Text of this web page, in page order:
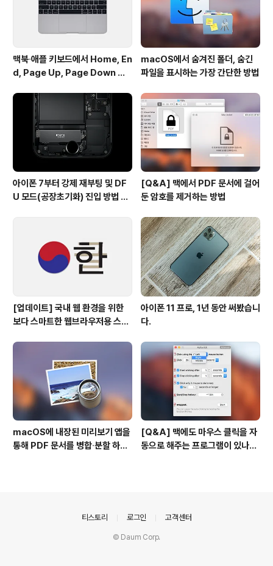
맥북∙애플 키보드에서 Home, En
d, Page Up, Page Down 키
macOS에서 숨겨진 폴더, 숨긴
파일을 표시하는 가장 간단한 방법
아이폰 7부터 강제 재부팅 및 DF
U 모드(공장초기화) 진입 방법 변
[Q&A] 맥에서 PDF 문서에 걸어
둔 암호를 제거하는 방법
[업데이트] 국내 웹 환경을 위한
보다 스마트한 웹브라우저용 스타
아이폰 11 프로, 1년 동안 써봤습니
다.
macOS에 내장된 미리보기 앱을
통해 PDF 문서를 병합∙분할 하는
[Q&A] 맥에도 마우스 클릭을 자
동으로 해주는 프로그램이 있나
티스토리 로그인 고객센터
© Daum Corp.